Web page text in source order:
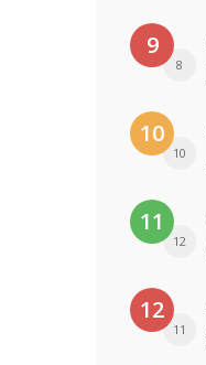
9
8
10
10
11
12
12
11